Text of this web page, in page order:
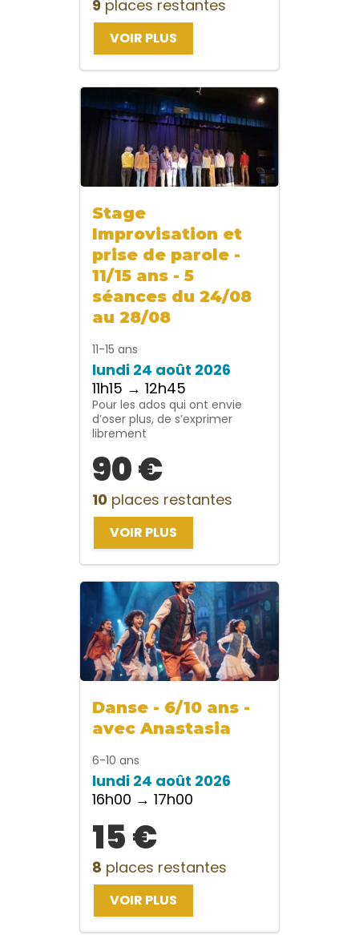
9 places restantes
VOIR PLUS
Stage
Improvisation et
prise de parole -
11/15 ans - 5
séances du 24/08
au 28/08
11-15 ans
lundi 24 août 2026
11h15 → 12h45
Pour les ados qui ont envie
d’oser plus, de s’exprimer
librement
90 €
10 places restantes
VOIR PLUS
Danse - 6/10 ans -
avec Anastasia
6-10 ans
lundi 24 août 2026
16h00 → 17h00
15 €
8 places restantes
VOIR PLUS